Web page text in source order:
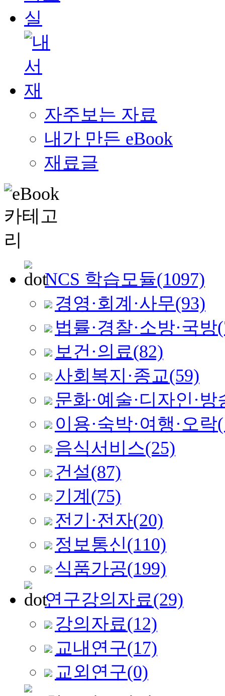
자주보는 자료
내가 만든 eBook
재료글
NCS 학습모듈(1097)
경영·회계·사무(93)
법률·경찰·소방·국방
보건·의료(82)
사회복지·종교(59)
문화·예술·디자인·방
이용·숙박·여행·오락
음식서비스(25)
건설(87)
기계 (75)
전기·전자(20)
정보통신(110)
식품가공(199)
연구강의자료(29)
강의자료(12)
교내연구(17)
교외연구(0)